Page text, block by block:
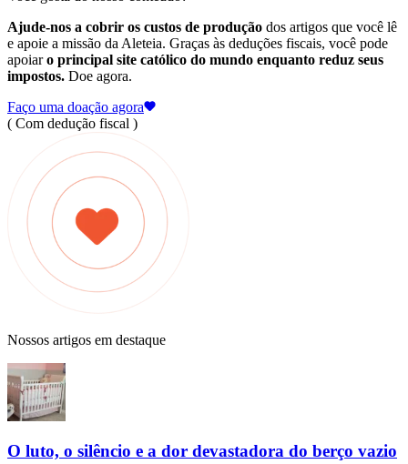
Ajude-nos a cobrir os custos de produção dos artigos que você lê
e apoie a missão da Aleteia. Graças às deduções fiscais, você pode
apoiaro principal site católico do mundo enquanto reduz seus
impostos. Doe agora.
Faço uma doação agora
( Com dedução fiscal )
Nossos artigos em destaque
O luto, o silêncio e a dor devastadora do berço vazio